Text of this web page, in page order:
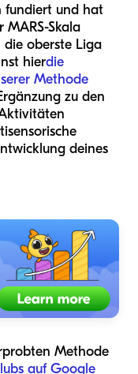
fundiert und hat
Skala
oberste Liga
hierdie
Methode
zu den
deines
Methode
auf Google